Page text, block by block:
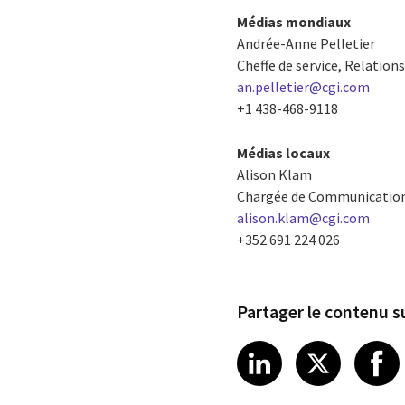
Médias mondiaux
Andrée-Anne Pelletier
Cheffe de service,
an.pelletier@cgi.com
+1 438-468-9118
Médias locaux
Alison Klam
Chargée de
alison.klam@cgi.com
+352 691 224 026
Partager le contenu
Share article
LinkedIn
Share
X